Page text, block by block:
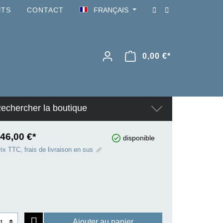
CONTACT FRANÇAIS
0,00 €*
la boutique
€* disponible
TTC, frais de livraison en sus